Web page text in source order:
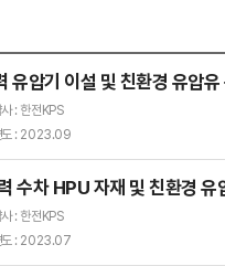
유압기 이설 및 친환경 유압유
: 한전KPS
도 : 2023.09
수차 HPU 자재 및 친환경 유
: 한전KPS
도 : 2023.07